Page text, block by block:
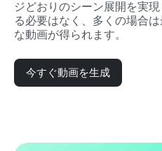
ジどおりのシーン展開を実
る必要はなく、多くの場合
な動画が得られます。
今すぐ動画を生成